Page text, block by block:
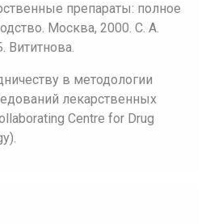
препараты: полное
Москва, 2000. С. А.
в методологии
лекарственных
Centre for Drug